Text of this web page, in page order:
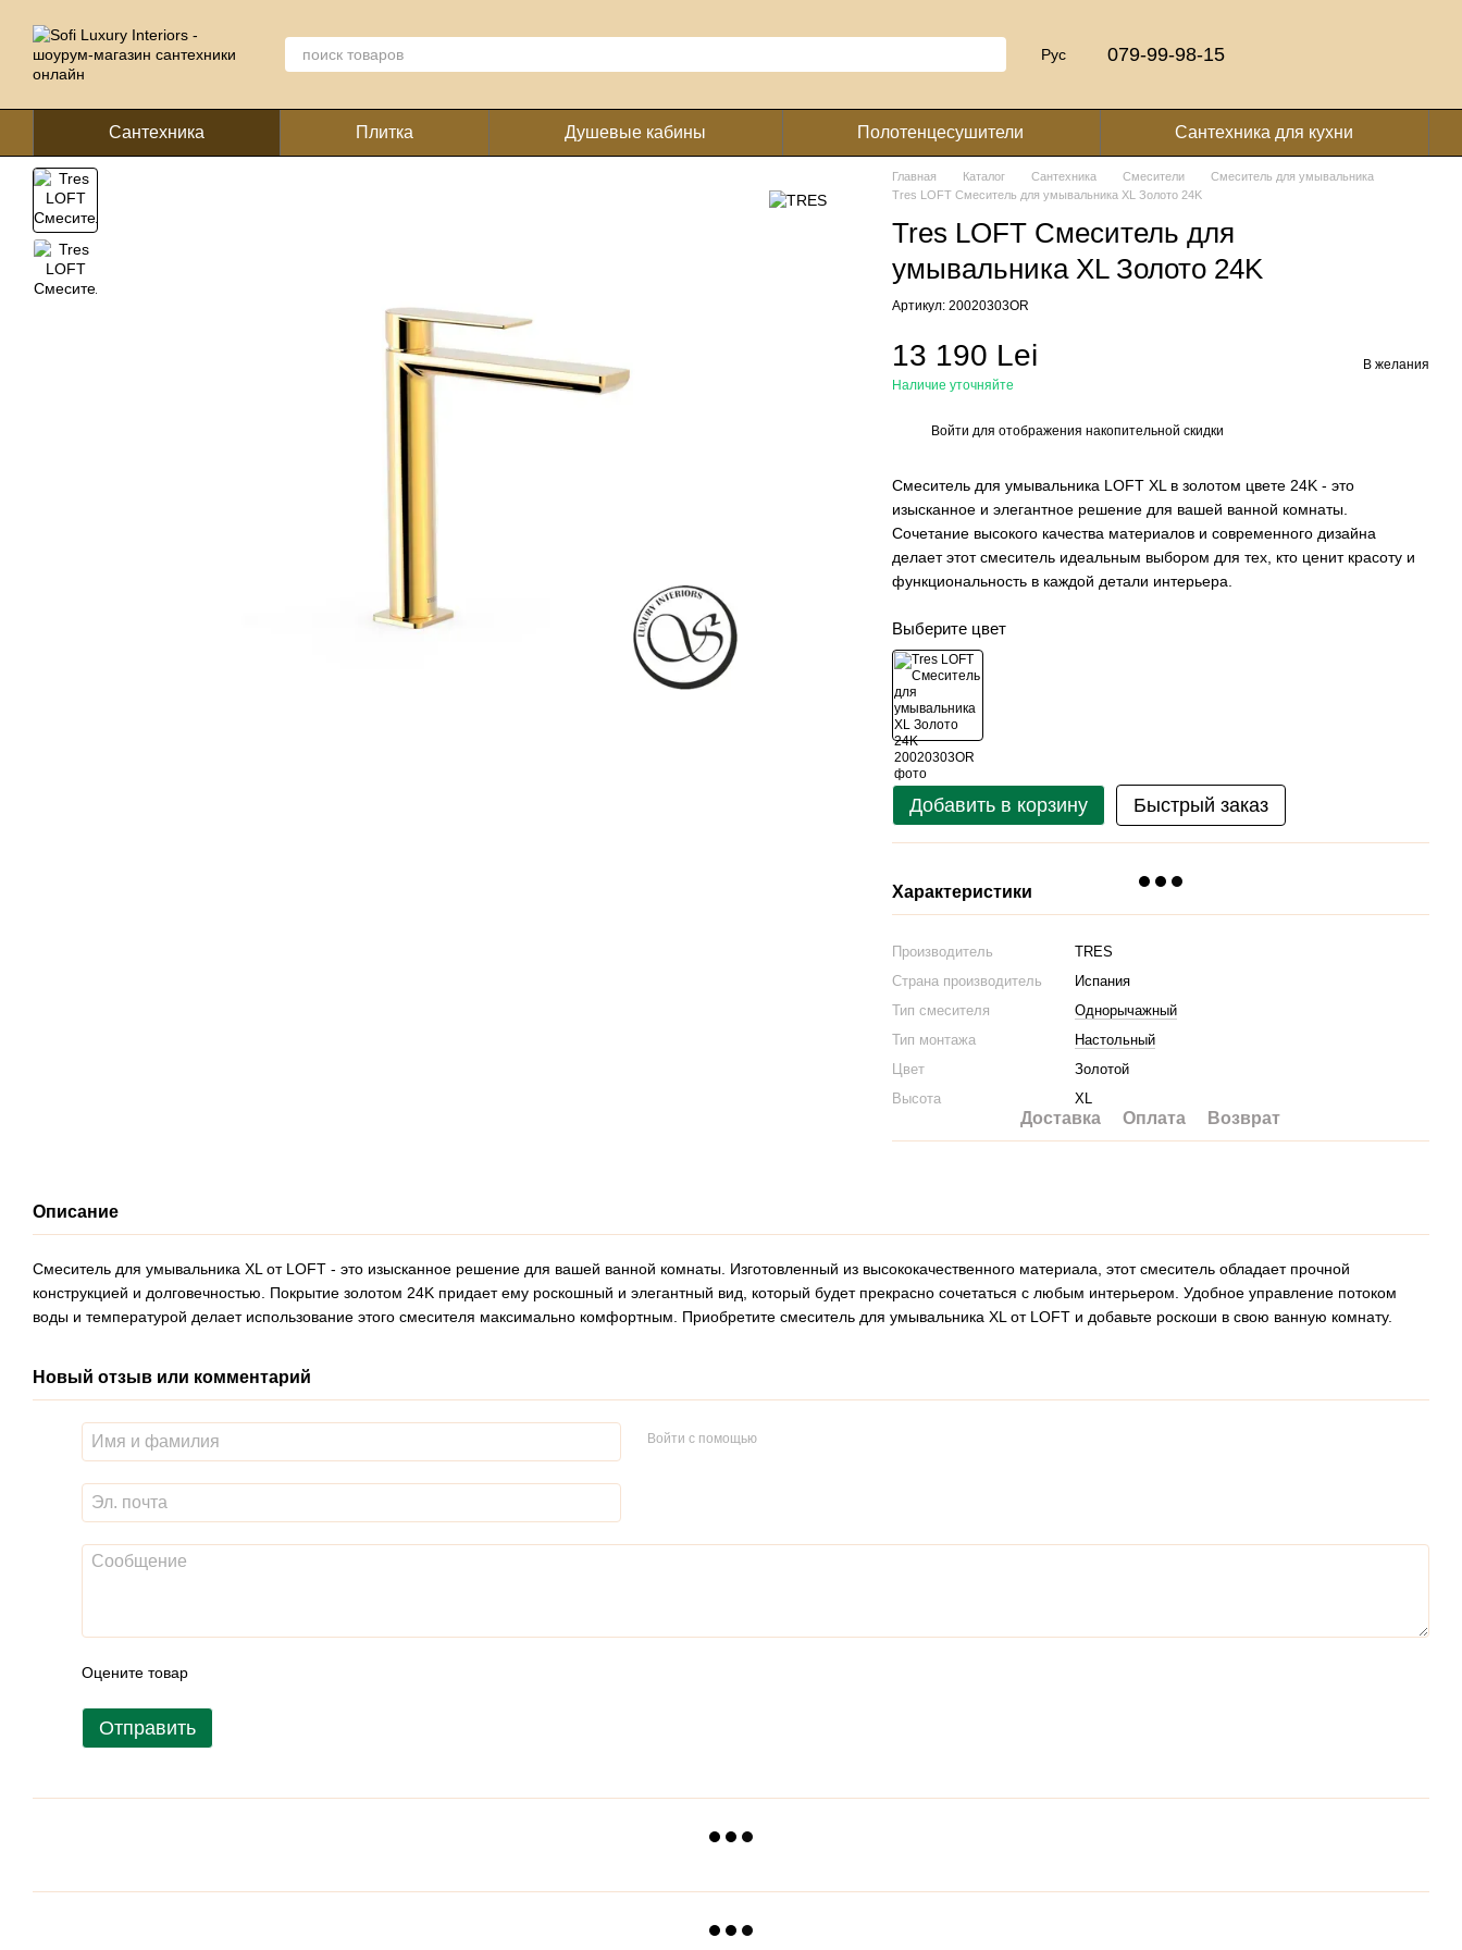
Рус 079-99-98-15
Сантехника Плитка Душевые кабины Полотенцесушители Сантехника для кухни
Главная Каталог Сантехника Смесители
Смеситель для умывальника
Tres LOFT Смеситель для умывальника XL Золото 24K
Tres LOFT Смеситель для
умывальника XL Золото 24K
Артикул: 20020303OR
13 190 Lei
Наличие уточняйте
В желания
Войти для отображения накопительной скидки
Смеситель для умывальника LOFT XL в золотом цвете 24K - это
изысканное и элегантное решение для вашей ванной комнаты.
Сочетание высокого качества материалов и современного дизайна
делает этот смеситель идеальным выбором для тех, кто ценит красоту и
функциональность в каждой детали интерьера.
Выберите цвет
Добавить в корзину Быстрый заказ
Характеристики
Производитель
TRES
Страна производитель
Испания
Тип смесителя
Однорычажный
Тип монтажа
Настольный
Цвет
Золотой
Высота
XL
Доставка Оплата Возврат
Описание
Смеситель для умывальника XL от LOFT - это изысканное решение для вашей ванной комнаты. Изготовленный из высококачественного материала, этот смеситель обладает прочной
конструкцией и долговечностью. Покрытие золотом 24K придает ему роскошный и элегантный вид, который будет прекрасно сочетаться с любым интерьером. Удобное управление потоком
воды и температурой делает использование этого смесителя максимально комфортным. Приобретите смеситель для умывальника XL от LOFT и добавьте роскоши в свою ванную комнату.
Новый отзыв или комментарий
Войти с помощью
Оцените товар
Отправить